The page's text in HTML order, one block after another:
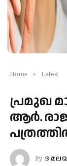
Home » Latest
പ്രമുഖ
ആർ.
By ദ